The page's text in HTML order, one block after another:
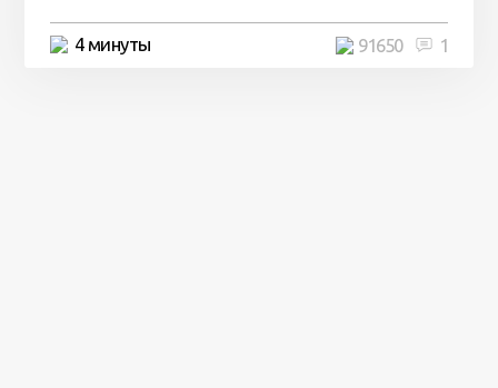
4 минуты 1
91650